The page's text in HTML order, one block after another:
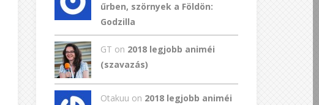
űrben, szörnyek a Földön:
Godzilla
GT on 2018 legjobb animéi
(szavazás)
Otakuu on 2018 legjobb animéi